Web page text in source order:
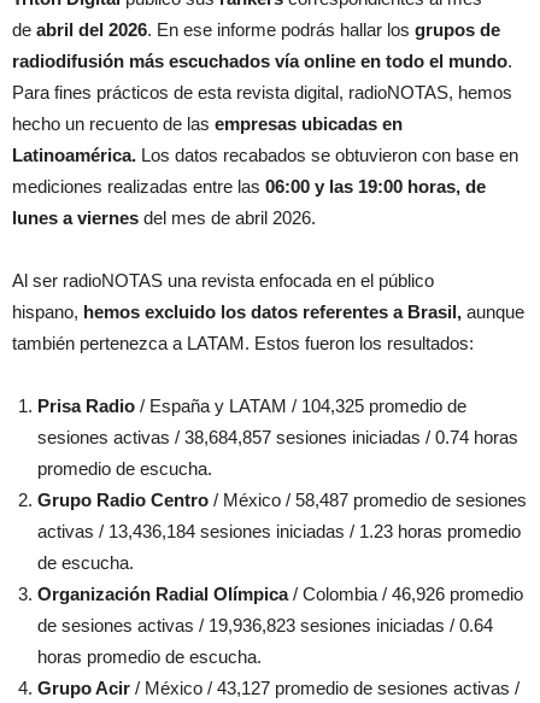
de abril del 2026. En ese informe podrás hallar los grupos de
radiodifusión más escuchados vía online en todo el mundo.
Para fines prácticos de esta revista digital, radioNOTAS, hemos
hecho un recuento de las empresas ubicadas en
Latinoamérica. Los datos recabados se obtuvieron con base en
mediciones realizadas entre las 06:00 y las 19:00 horas, de
lunes a viernes del mes de abril 2026.
Al ser radioNOTAS una revista enfocada en el público
hispano, hemos excluido los datos referentes a Brasil, aunque
también pertenezca a LATAM. Estos fueron los resultados:
Prisa Radio / España y LATAM / 104,325 promedio de
sesiones activas / 38,684,857 sesiones iniciadas / 0.74 horas
promedio de escucha.
Grupo Radio Centro / México / 58,487 promedio de sesiones
activas / 13,436,184 sesiones iniciadas / 1.23 horas promedio
de escucha.
Organización Radial Olímpica/ Colombia / 46,926 promedio
de sesiones activas / 19,936,823 sesiones iniciadas / 0.64
horas promedio de escucha.
Grupo Acir / México / 43,127 promedio de sesiones activas /